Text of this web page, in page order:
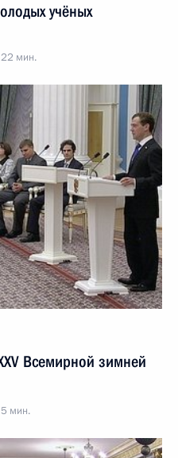
учёных
мин.
Всемирной зимней
мин.